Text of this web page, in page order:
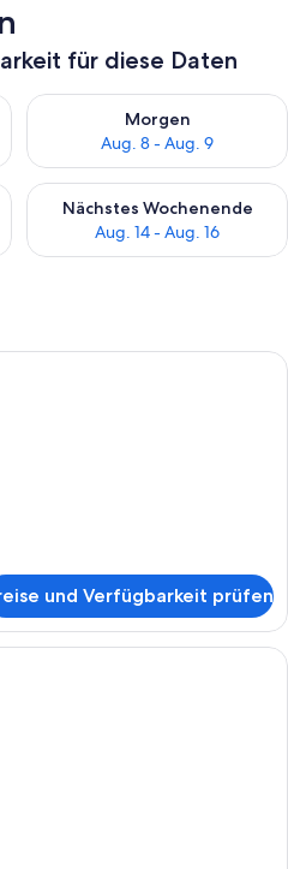
für diese Daten
heute Nacht, Aug. 7 - Aug. 8.
Morgen
Aug. 8 - Aug. 9
Überprüfe die Verfügbarkeit
dieses Wochenende, Aug. 7
Nächstes Wochenende
Aug. 14 - Aug. 16
Überprüfe die Verfügbarkeit
Ein Hotelzimmer mit einem großen
und Verfügbarkeit prüfen
Ein Hotelzimmer mit zwei